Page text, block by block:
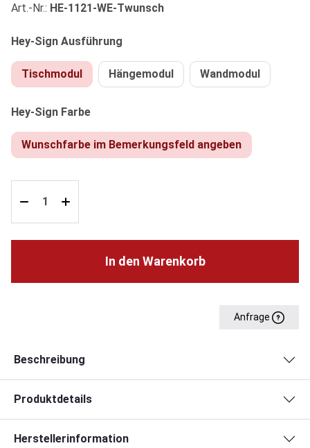
Art.-Nr.: HE-1121-WE-Twunsch
Hey-Sign Ausführung
Tischmodul Hängemodul Wandmodul
Hey-Sign Farbeauswählen
Wunschfarbe im Bemerkungsfeld angeben
In den Warenkorb
Anfrage
Beschreibung
Produktdetails
Herstellerinformation